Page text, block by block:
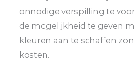
onnodige verspilling te
de mogelijkheid te geven
kleuren aan te schaffen
kosten.